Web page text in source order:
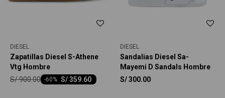
DIESEL
Zapatillas Diesel S-Athene
Vtg Hombre
S/359.60
-60
S/900.00
DIESEL
Sandalias Diesel Sa-
Mayemi D Sandals Hombre
S/300.00